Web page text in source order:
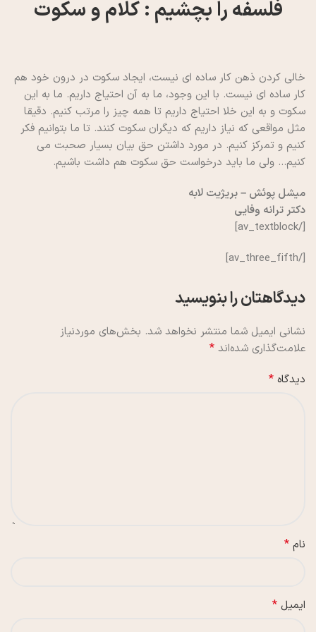
فلسفه را بچشیم : کلام و سکوت
خالی کردن ذهن کار ساده ای نیست، ایجاد سکوت در درون خود هم
کار ساده ای نیست. با این وجود، ما به آن احتیاج داریم. ما به این
سکوت و به این خلا احتیاج داریم تا همه چیز را مرتب کنیم. دقیقا
مثل مواقعی که نیاز داریم که دیگران سکوت کنند. تا ما بتوانیم فکر
کنیم و تمرکز کنیم. در مورد داشتن حق بیان بسیار صحبت می
کنیم… ولی ما باید درخواست حق سکوت هم داشت باشیم.
میشل پوئش – بریژیت لابه
دکتر ترانه وفایی
[/av_textblock]
[/av_three_fifth]
دیدگاهتان را بنویسید
نشانی ایمیل شما منتشر نخواهد شد. بخش‌های موردنیاز
علامت‌گذاری شده‌اند *
دیدگاه *
نام *
ایمیل *